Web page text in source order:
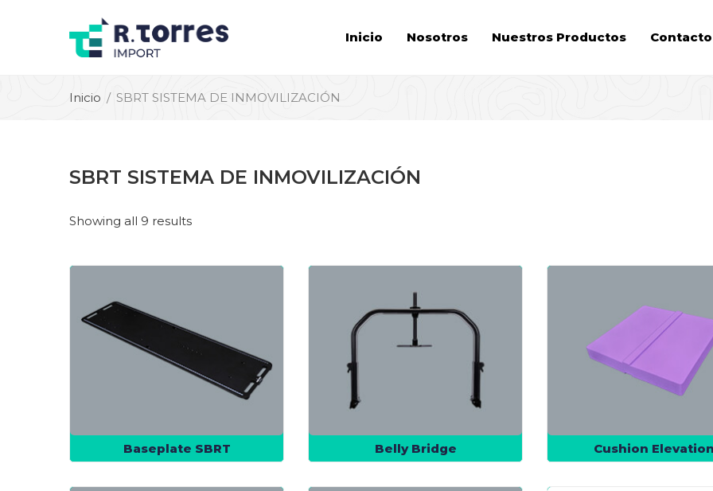
Inicio Nosotros Nuestros Productos Contacto
Inicio SBRT SISTEMA DE INMOVILIZACIÓN
SBRT SISTEMA DE INMOVILIZACIÓN
Showing all 9 results
Baseplate SBRT Belly Bridge Cushion Elevation